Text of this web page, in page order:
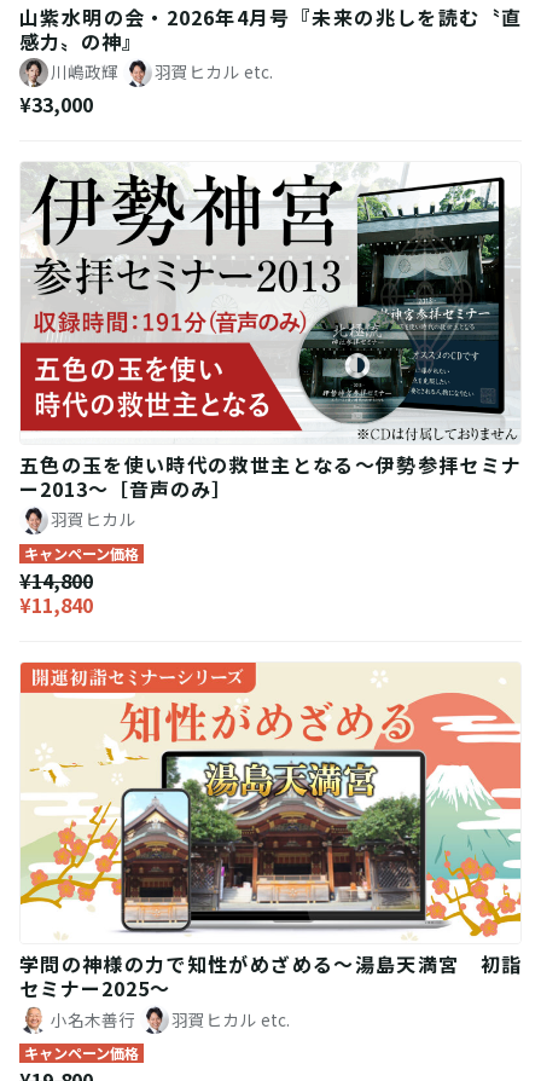
山紫水明の会・2026年4月号『未来の兆しを読む〝直
感力〟の神』
川嶋政輝 羽賀ヒカル etc.
¥33,000
五色の玉を使い時代の救世主となる〜伊勢参拝セミナ
ー2013〜［音声のみ］
羽賀ヒカル
キャンペーン価格
¥14,800
¥11,840
学問の神様の力で知性がめざめる～湯島天満宮 初詣
セミナー2025～
小名木善行 羽賀ヒカル etc.
キャンペーン価格